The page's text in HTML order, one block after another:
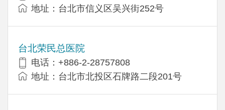
地址：台北市信义区吴兴街252号
台北荣民总医院
电话：+886-2-28757808
地址：台北市北投区石牌路二段201号